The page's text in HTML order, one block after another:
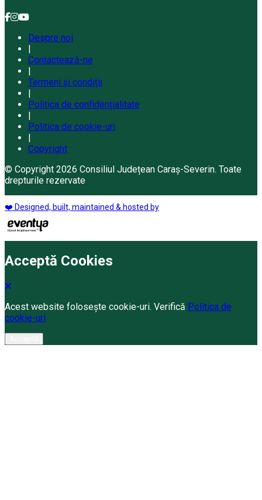
Despre noi
|
Contactează-ne
|
Termeni și condiții
|
Politica de confidențialitate
|
Politica de cookie-uri
|
Copyright
© Copyright 2026 Consiliul Județean Caraș-Severin. Toate
drepturile rezervate
❤️ Designed, built, maintained & hosted by
Acceptă Cookies
Acest website folosește cookie-uri. Verifică Politica de
cookie-uri